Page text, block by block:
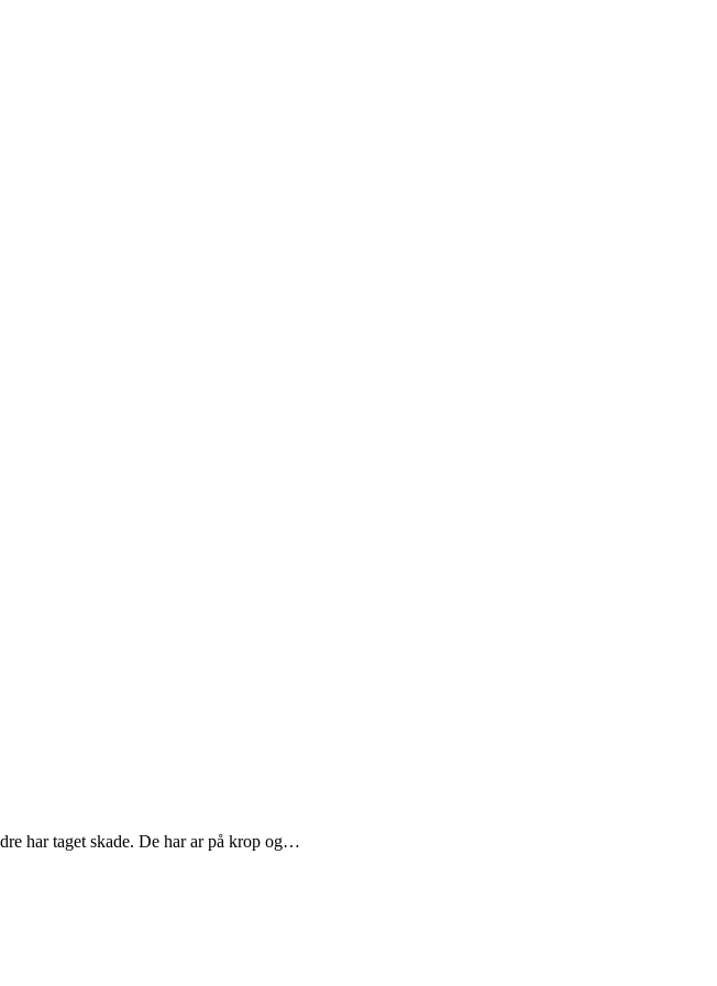
har taget skade. De har ar på krop og…